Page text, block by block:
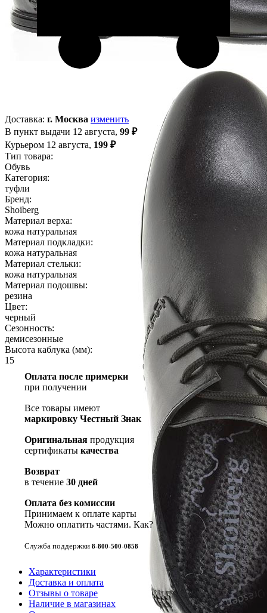
Доставка: г. Москва изменить
В пункт выдачи 12 августа, 99 ₽
Курьером 12 августа, 199 ₽
Тип товара:
Обувь
Категория:
туф­ли
Бренд:
Sho­iberg
Материал верха:
ко­жа на­тураль­ная
Материал подкладки:
ко­жа на­тураль­ная
Материал стельки:
ко­жа на­тураль­ная
Материал подошвы:
ре­зина
Цвет:
чер­ный
Сезонность:
де­мисе­зон­ные
Высота каблука (мм):
15
Оплата после примерки
при получении
Все товары имеют
маркировку Честный Знак
Оригинальная продукция
сертификаты качества
Возврат
в течение 30 дней
Оплата без комиссии
Принимаем к оплате карты
Можно оплатить частями. Как?
Служба поддержки 8-800-500-0858
Характеристики
Доставка и оплата
Отзывы о товаре
Наличие в магазинах